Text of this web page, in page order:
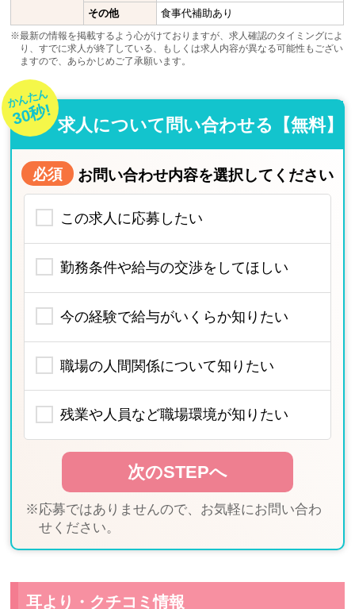
その他
食事代補助あり
※最新の情報を掲載するよう心がけておりますが、求人確認のタイミングによ
り、すでに求人が終了している、もしくは求人内容が異なる可能性もござい
ますので、あらかじめご了承願います。
かんたん
30秒! 求人について問い合わせる【無料】
必須 お問い合わせ内容を選択してください
この求人に応募したい
勤務条件や給与の交渉をしてほしい
今の経験で給与がいくらか知りたい
職場の人間関係について知りたい
残業や人員など職場環境が知りたい
※応募ではありませんので、お気軽にお問い合わ
せください。
耳より・クチコミ情報